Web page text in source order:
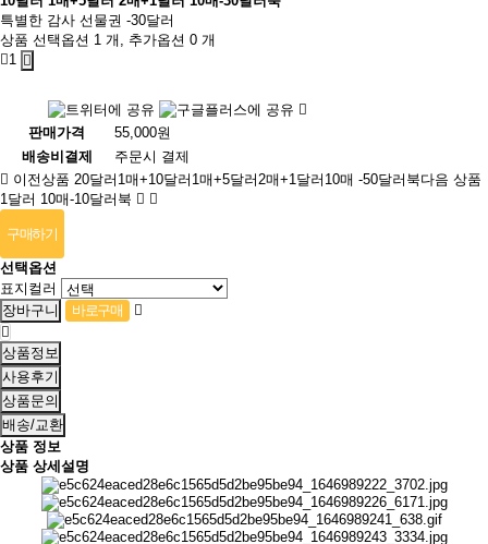
특별한 감사 선물권 -30달러
상품 선택옵션 1 개, 추가옵션 0 개
1
판매가격
55,000원
배송비결제
주문시 결제
이전상품 20달러1매+10달러1매+5달러2매+1달러10매 -50달러북다음 상품
1달러 10매-10달러북
구매하기
선택옵션
표지컬러
상품정보
사용후기
상품문의
배송/교환
상품 정보
상품 상세설명